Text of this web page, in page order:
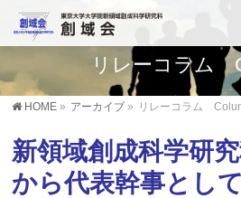
リレーコラム
HOME » アーカイブ » リレーコラム
新領域創成科学研
から代表幹事とし